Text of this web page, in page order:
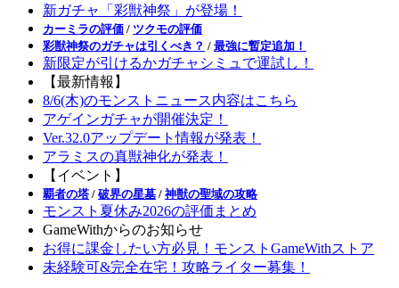
新ガチャ「彩獣神祭」が登場！
カーミラの評価 / ツクモの評価
彩獣神祭のガチャは引くべき？ / 最強に暫定追加！
新限定が引けるかガチャシミュで運試し！
【最新情報】
8/6(木)のモンストニュース内容はこちら
アゲインガチャが開催決定！
Ver.32.0アップデート情報が発表！
アラミスの真獣神化が発表！
【イベント】
覇者の塔 / 破界の星墓 / 神獣の聖域の攻略
モンスト夏休み2026の評価まとめ
GameWithからのお知らせ
お得に課金したい方必見！モンストGameWithストア
未経験可&完全在宅！攻略ライター募集！